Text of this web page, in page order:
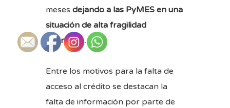
meses dejando a las PyMES en una
situación de alta fragilidad
financiera.
Entre los motivos para la falta de
acceso al crédito se destacan la
falta de información por parte de